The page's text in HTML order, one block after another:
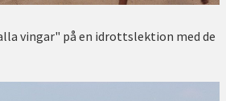
vingar" på en idrottslektion med de